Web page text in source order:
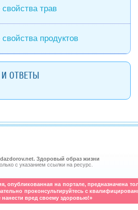
трав
продуктов
ОТВЕТЫ
Здоровый образ жизни
с указанием ссылки на ресурс.
опубликованная на портале, предназначена
проконсультируйтесь с
вред своему здоровью!»